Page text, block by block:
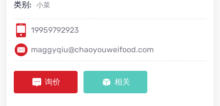
类别: 小菜
19959792923
maggyqiu@chaoyouweifood.com
询价 相关